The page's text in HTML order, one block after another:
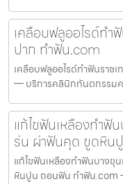
เคลือบฟลูออไรด์ทำ
ปาก ทำฟัน.com
เคลือบฟลูออไรด์ทำฟันราช
— บริการคลินิกทันตกรรม
แก้ไขฟันเหลืองทำฟั
ร่น ผ่าฟันคุด ขูดหิน
แก้ไขฟันเหลืองทำฟันบางขุ
หินปูน ถอนฟัน ทำฟัน.com